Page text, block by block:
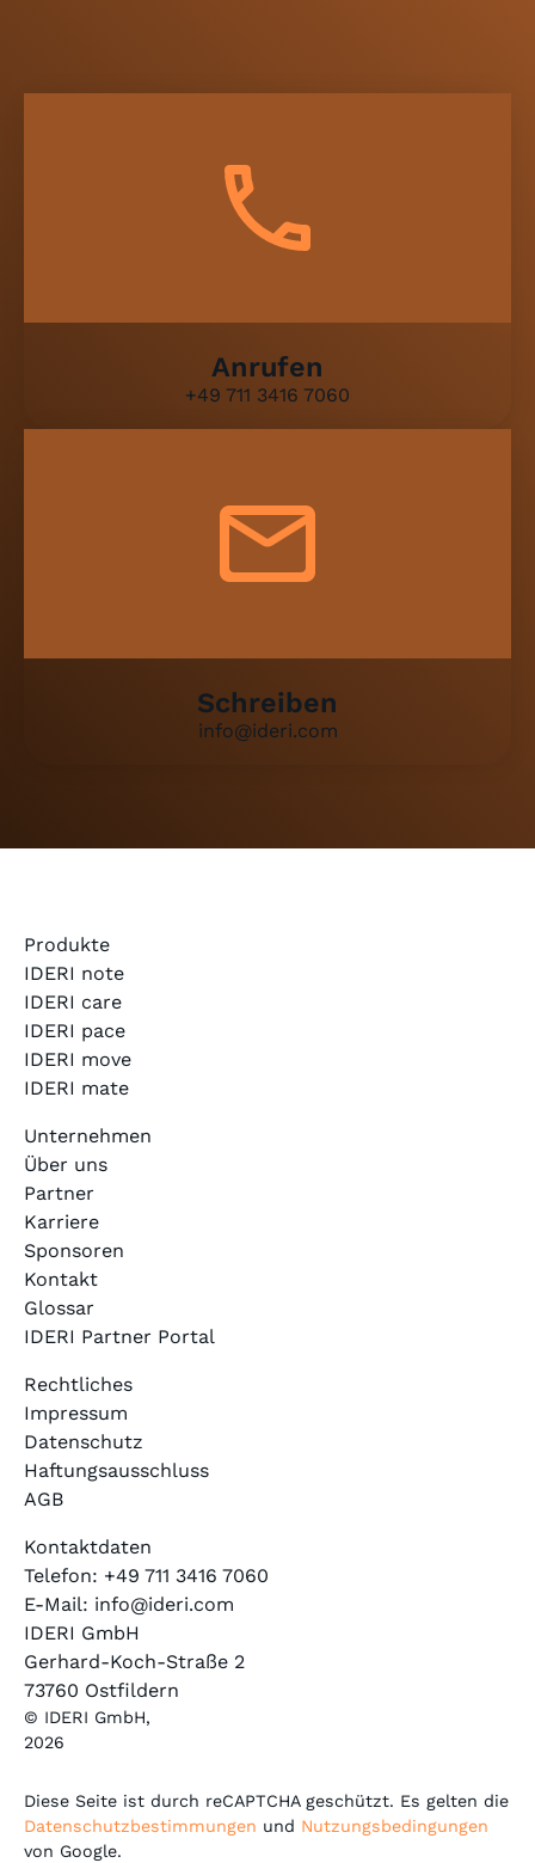
Anrufen
+49 711 3416 7060​
Schreiben
info@ideri.com​
Produkte
IDERI note
IDERI care
IDERI pace
IDERI move
IDERI mate
Unternehmen
Über uns
Partner
Karriere
Sponsoren
Kontakt
Glossar
IDERI Partner Portal
Rechtliches
Impressum
Datenschutz
Haftungsausschluss
AGB
Kontaktdaten
Telefon: +49 711 3416 7060
E-Mail: info@ideri.com
IDERI GmbH
Gerhard-Koch-Straße 2
73760 Ostfildern
© IDERI GmbH,
2026
Diese Seite ist durch reCAPTCHA geschützt. Es gelten die
Datenschutzbestimmungen und Nutzungsbedingungen
von Google.